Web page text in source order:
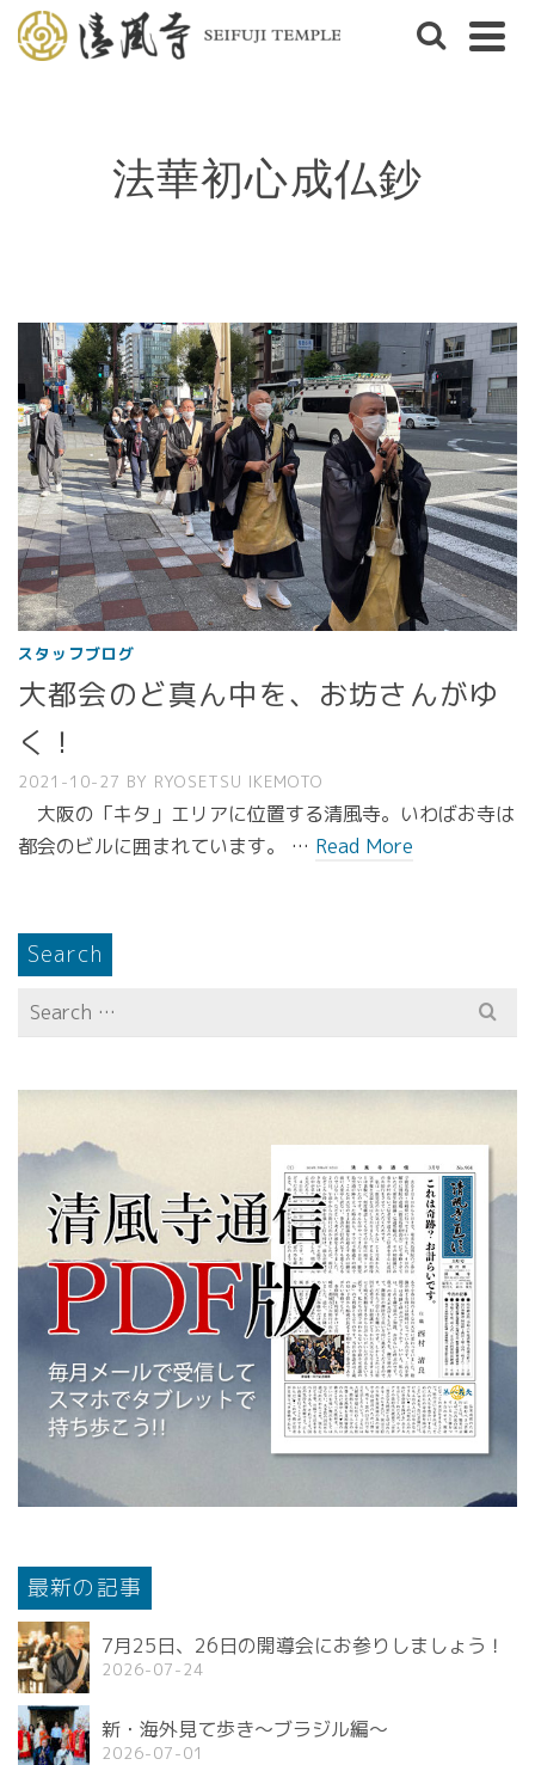
法華初心成仏鈔
スタッフブログ
大都会のど真ん中を、お坊さんがゆ
く！
2021-10-27 BY RYOSETSU IKEMOTO
大阪の「キタ」エリアに位置する清風寺。いわばお寺は
都会のビルに囲まれています。 … Read More
Search
Search
for:
最新の記事
7月25日、26日の開導会にお参りしましょう！
2026-07-24
新・海外見て歩き〜ブラジル編〜
2026-07-01